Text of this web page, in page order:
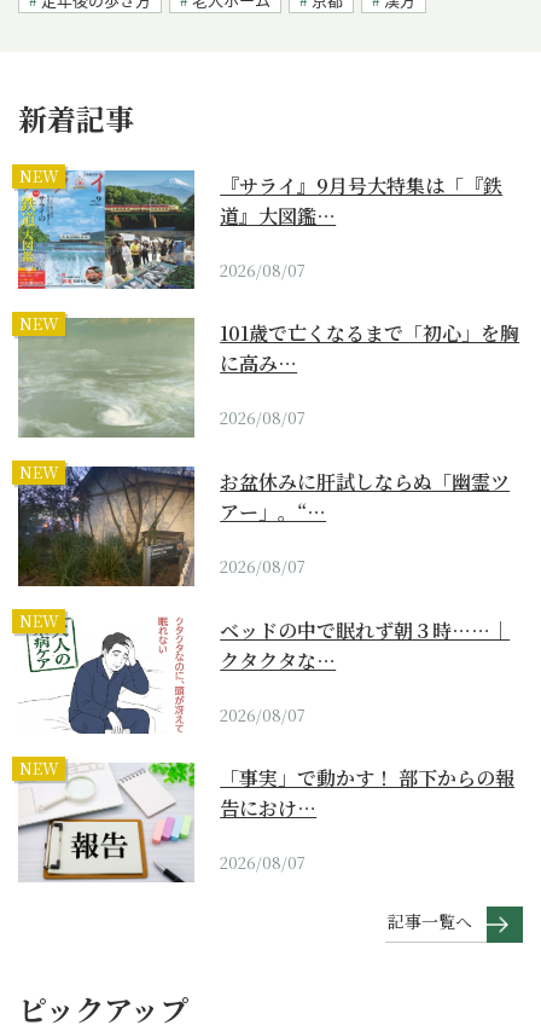
新着記事
NEW
『サライ』9月号大特集は「『鉄
道』大図鑑…
2026/08/07
NEW
101歳で亡くなるまで「初心」を胸
に高み…
2026/08/07
NEW
お盆休みに肝試しならぬ「幽霊ツ
アー」。“…
2026/08/07
NEW
ベッドの中で眠れず朝３時……｜
クタクタな…
2026/08/07
NEW
「事実」で動かす！ 部下からの報
告におけ…
2026/08/07
記事一覧へ
ピックアップ